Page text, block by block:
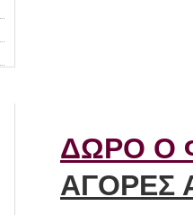
ΔΩΡΟ Ο
ΑΓΟΡΕΣ